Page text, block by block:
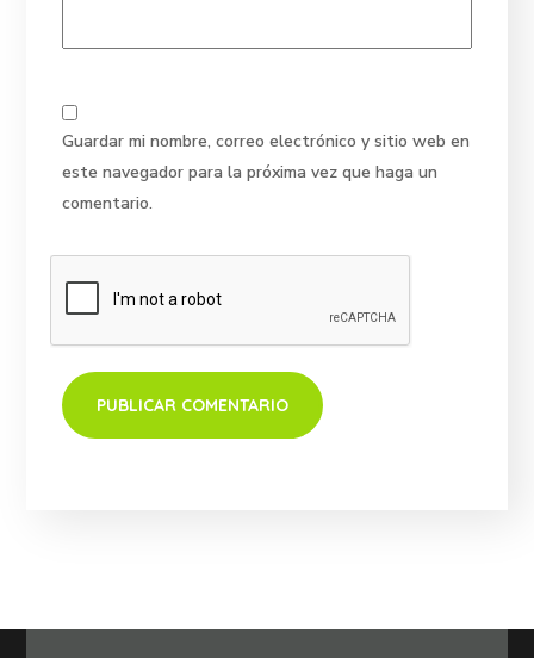
Guardar mi nombre, correo electrónico y sitio web en
este navegador para la próxima vez que haga un
comentario.